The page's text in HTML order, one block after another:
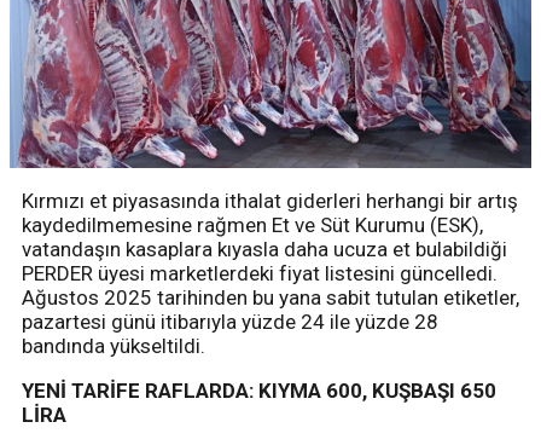
Kırmızı et piyasasında ithalat giderleri herhangi bir artış
kaydedilmemesine rağmen Et ve Süt Kurumu (ESK),
vatandaşın kasaplara kıyasla daha ucuza et bulabildiği
PERDER üyesi marketlerdeki fiyat listesini güncelledi.
Ağustos 2025 tarihinden bu yana sabit tutulan etiketler,
pazartesi günü itibarıyla yüzde 24 ile yüzde 28
bandında yükseltildi.
YENİ TARİFE RAFLARDA: KIYMA 600, KUŞBAŞI 650
LİRA